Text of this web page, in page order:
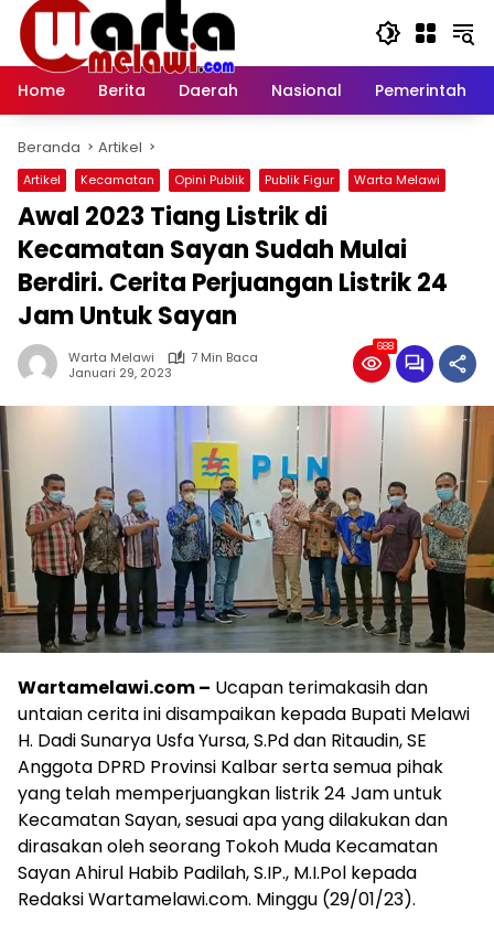
Langsung
konten
Home
Berita Daerah Nasional Pemerintah
Beranda Artikel
Artikel Kecamatan Opini Publik Publik Figur Warta Melawi
Awal 2023 Tiang Listrik di
Kecamatan Sayan Sudah Mulai
Berdiri. Cerita Perjuangan Listrik 24
Jam Untuk Sayan
Warta Melawi
7 Min Baca
Januari 29, 2023
688
Wartamelawi.com – Ucapan terimakasih dan
untaian cerita ini disampaikan kepada Bupati Melawi
H. Dadi Sunarya Usfa Yursa, S.Pd dan Ritaudin, SE
Anggota DPRD Provinsi Kalbar serta semua pihak
yang telah memperjuangkan listrik 24 Jam untuk
Kecamatan Sayan, sesuai apa yang dilakukan dan
dirasakan oleh seorang Tokoh Muda Kecamatan
Sayan Ahirul Habib Padilah, S.IP., M.I.Pol kepada
Redaksi Wartamelawi.com. Minggu (29/01/23).